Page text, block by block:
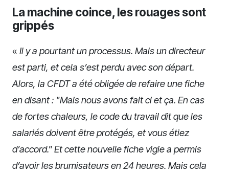
La machine coince, les rouages sont
grippés
« Il y a pourtant un processus. Mais un directeur
est parti, et cela s’est perdu avec son départ.
Alors, la CFDT a été obligée de refaire une fiche
en disant : "Mais nous avons fait ci et ça. En cas
de fortes chaleurs, le code du travail dit que les
salariés doivent être protégés, et vous étiez
d’accord."Et cette nouvelle fiche vigie a permis
d’avoir les brumisateurs en 24 heures. Mais cela